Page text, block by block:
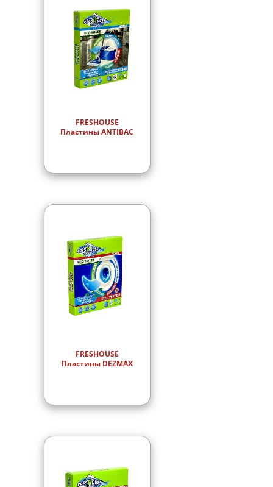
FRESHOUSE
Пластины ANTIBAC
FRESHOUSE
Пластины DEZMAX